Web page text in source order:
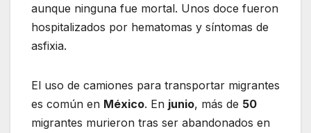
aunque ninguna fue mortal. Unos doce fueron
hospitalizados por hematomas y síntomas de
asfixia.
El uso de camiones para transportar migrantes
es común en México. En junio, más de 50
migrantes murieron tras ser abandonados en